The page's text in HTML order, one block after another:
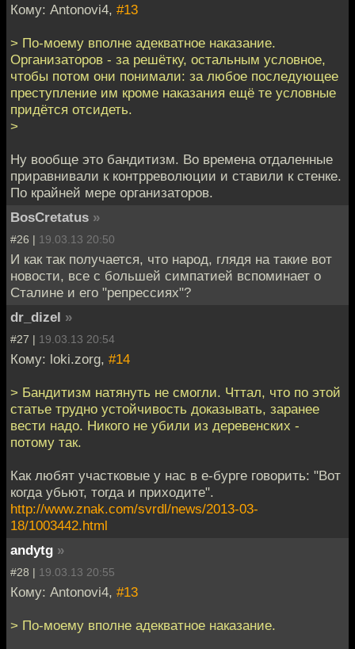
Кому: Antonovi4, #13
> По-моему вполне адекватное наказание.
Организаторов - за решётку, остальным условное,
чтобы потом они понимали: за любое последующее
преступление им кроме наказания ещё те условные
придётся отсидеть.
>
Ну вообще это бандитизм. Во времена отдаленные
приравнивали к контрреволюции и ставили к стенке.
По крайней мере организаторов.
BosCretatus »
#26 | 19.03.13 20:50
И как так получается, что народ, глядя на такие вот
новости, все с большей симпатией вспоминает о
Сталине и его "репрессиях"?
dr_dizel »
#27 | 19.03.13 20:54
Кому: loki.zorg, #14
> Бандитизм натянуть не смогли. Чттал, что по этой
статье трудно устойчивость доказывать, заранее
вести надо. Никого не убили из деревенских -
потому так.
Как любят участковые у нас в е-бурге говорить: "Вот
когда убьют, тогда и приходите".
http://www.znak.com/svrdl/news/2013-03-
18/1003442.html
andytg »
#28 | 19.03.13 20:55
Кому: Antonovi4, #13
> По-моему вполне адекватное наказание.